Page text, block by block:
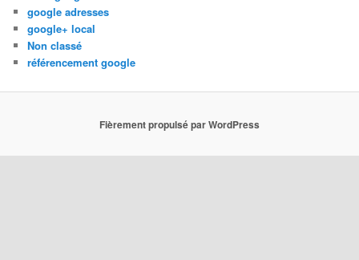
google adresses
google+ local
Non classé
référencement google
Fièrement propulsé par WordPress